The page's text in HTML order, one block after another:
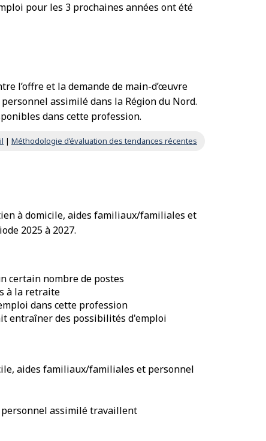
pour les 3 prochaines années ont été
l’offre et la demande de main-d’œuvre
assimilé dans la Région du Nord.
dans cette profession.
| Méthodologie d’évaluation des tendances récentes
à domicile, aides familiaux/familiales et
2025 à 2027.
certain nombre de postes
à la retraite
dans cette profession
entraîner des possibilités d'emploi
aides familiaux/familiales et personnel
assimilé travaillent